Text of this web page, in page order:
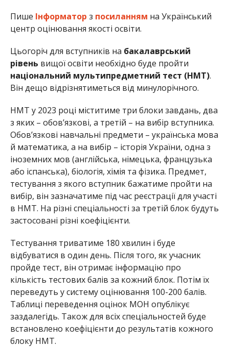
Пише Інформатор з посиланням на Український
центр оцінювання якості освіти.
Цьогоріч для вступників на бакалаврський
рівень вищої освіти необхідно буде пройти
національний мультипредметний тест (НМТ).
Він дещо відрізнятиметься від минулорічного.
НМТ у 2023 році міститиме три блоки завдань, два
з яких – обов’язкові, а третій – на вибір вступника.
Обов’язкові навчальні предмети – українська мова
й математика, а на вибір – історія України, одна з
іноземних мов (англійська, німецька, французька
або іспанська), біологія, хімія та фізика. Предмет,
тестування з якого вступник бажатиме пройти на
вибір, він зазначатиме під час реєстрації для участі
в НМТ. На різні спеціальності за третій блок будуть
застосовані різні коефіцієнти.
Тестування триватиме 180 хвилин і буде
відбуватися в один день. Після того, як учасник
пройде тест, він отримає інформацію про
кількість тестових балів за кожний блок. Потім їх
переведуть у систему оцінювання 100-200 балів.
Таблиці переведення оцінок МОН опублікує
заздалегідь. Також для всіх спеціальностей буде
встановлено коефіцієнти до результатів кожного
блоку НМТ.